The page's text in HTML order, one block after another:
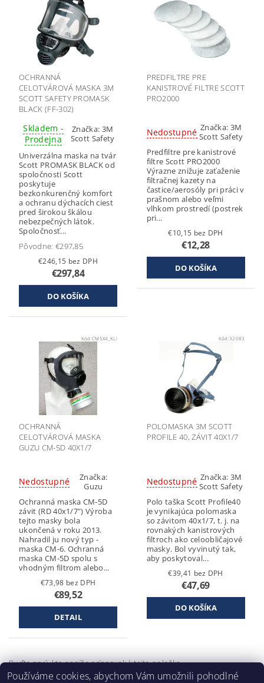
OCHRANNÁ
CELOTVÁROVÁ MASKA 3M
SCOTT SAFETY PROMASK
BLACK (FF-302)
Skladem -
Prodejna
Značka: 3M
Scott Safety
Univerzálna maska na tvár
Scott PROMASK BLACK od
spoločnosti Scott
poskytuje
bezkonkurenčný komfort
a ochranu dýchacích ciest
pred širokou škálou
nebezpečných látok.
Spoločnosť...
Pôvodne: €297,85
€246,15 bez DPH
€297,84
PREDFILTRE PRE
KANISTROVÉ FILTRE SCOTT
PRO2000
Nedostupné Značka: 3M
Scott Safety
Predfiltre pre kanistrové
filtre Scott PRO2000
Výrazne znižuje zaťaženie
filtračnej kazety na
častice/aerosóly pri práci v
prašnom alebo veľmi
vlhkom prostredí (postrek
pri...
€10,15 bez DPH
€12,28
Kód:CM5X4_KLI
OCHRANNÁ
CELOTVÁROVÁ MASKA
GUZU CM-5D 40X1/7
Nedostupné
Značka:
Guzu
Ochranná maska CM-5D
závit (RD 40x1/7") Výroba
tejto masky bola
ukončená v roku 2013.
Nahradil ju nový typ -
maska CM-6. Ochranná
maska CM-5D spolu s
vhodným filtrom alebo...
€73,98 bez DPH
€89,52
DETAIL
Kód: 32083
POLOMASKA 3M SCOTT
PROFILE 40, ZÁVIT 40X1/7
Nedostupné Značka: 3M
Scott Safety
Polo taška Scott Profile40
je vynikajúca polomaska
so závitom 40x1/7, t. j. na
rovnakých kanistrových
filtroch ako celoobličajové
masky. Bol vyvinutý tak,
aby poskytoval...
€39,41 bez DPH
€47,69
Buďte prvý, kto napíše príspevok k tejto položke.
Používáme cookies, abychom Vám umožnili pohodlné